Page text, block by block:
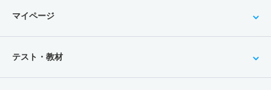
マイページ
テスト・教材